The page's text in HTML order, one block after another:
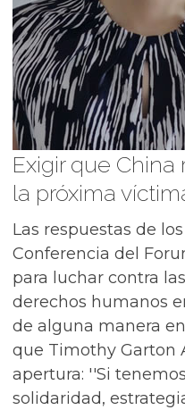
Exigir que
la próxima
Las respuestas de
Conferencia del
para luchar contra
derechos humanos
de alguna manera
que Timothy Garton
apertura: ''Si
solidaridad,